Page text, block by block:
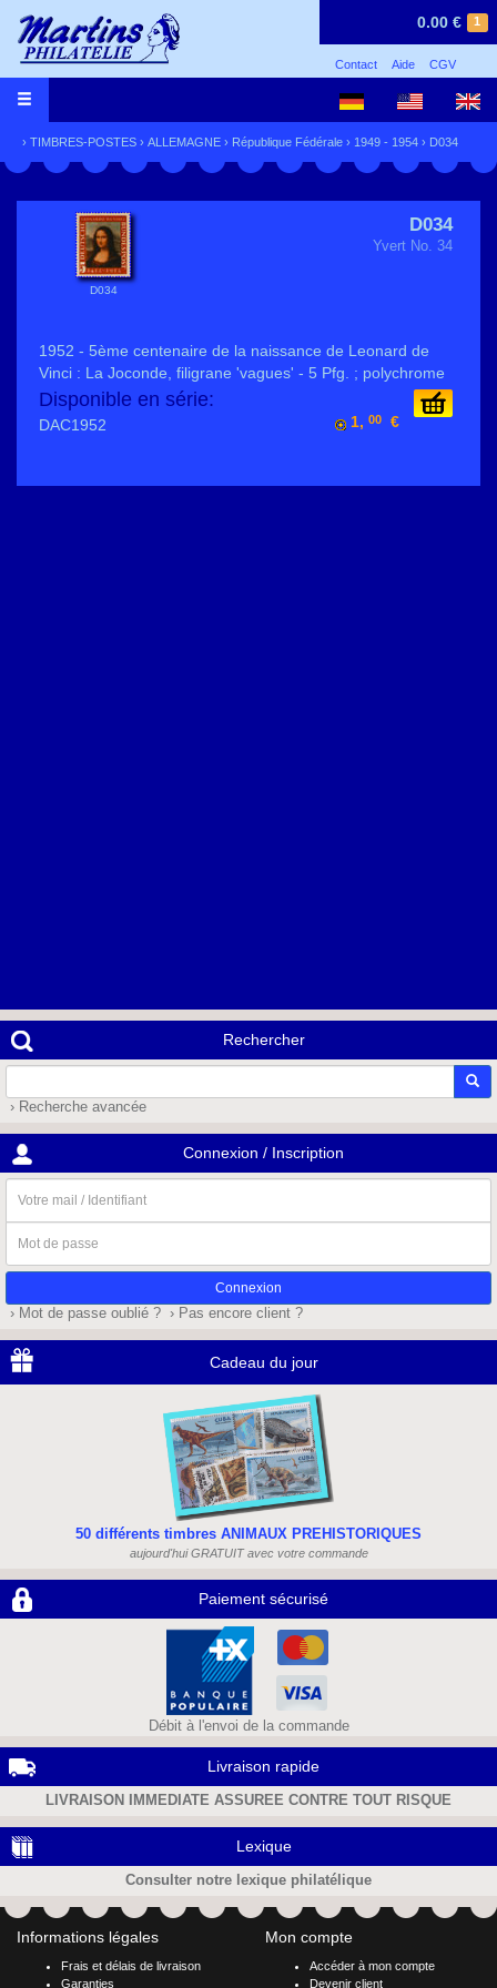
1
0.00 €
Contact Aide CGV
› TIMBRES-POSTES › ALLEMAGNE › République Fédérale › 1949 - 1954 › D034
D034
D034
Yvert No. 34
1952 - 5ème centenaire de la naissance de Leonard de
Vinci : La Joconde, filigrane 'vagues' - 5 Pfg. ; polychrome
1, 00 €
Disponible en série:
DAC1952
Rechercher
› Recherche avancée
Connexion / Inscription
mail
/
Identifiant
de
passe
› Mot de passe oublié ? › Pas encore client ?
Cadeau du jour
50 différents timbres ANIMAUX PREHISTORIQUES
aujourd'hui GRATUIT avec votre commande
Paiement sécurisé
Débit à l'envoi de la commande
Livraison rapide
LIVRAISON IMMEDIATE ASSUREE CONTRE TOUT RISQUE
Lexique
Consulter notre lexique philatélique
Informations légales
Frais et délais de livraison
Garanties
Mon compte
Accéder à mon compte
Devenir client